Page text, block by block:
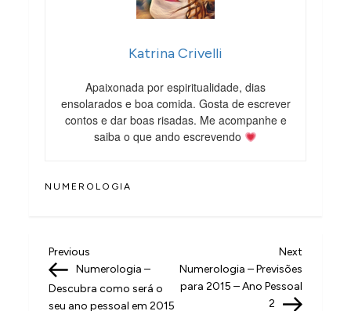
Katrina Crivelli
Apaixonada por espiritualidade, dias
ensolarados e boa comida. Gosta de escrever
contos e dar boas risadas. Me acompanhe e
saiba o que ando escrevendo
NUMEROLOGIA
N
a
Previous
Post
Previous
Numerologia –
Descubra como será o
seu ano pessoal em 2015
Next
Post
Next
Numerologia – Previsões
para 2015 – Ano Pessoal
2